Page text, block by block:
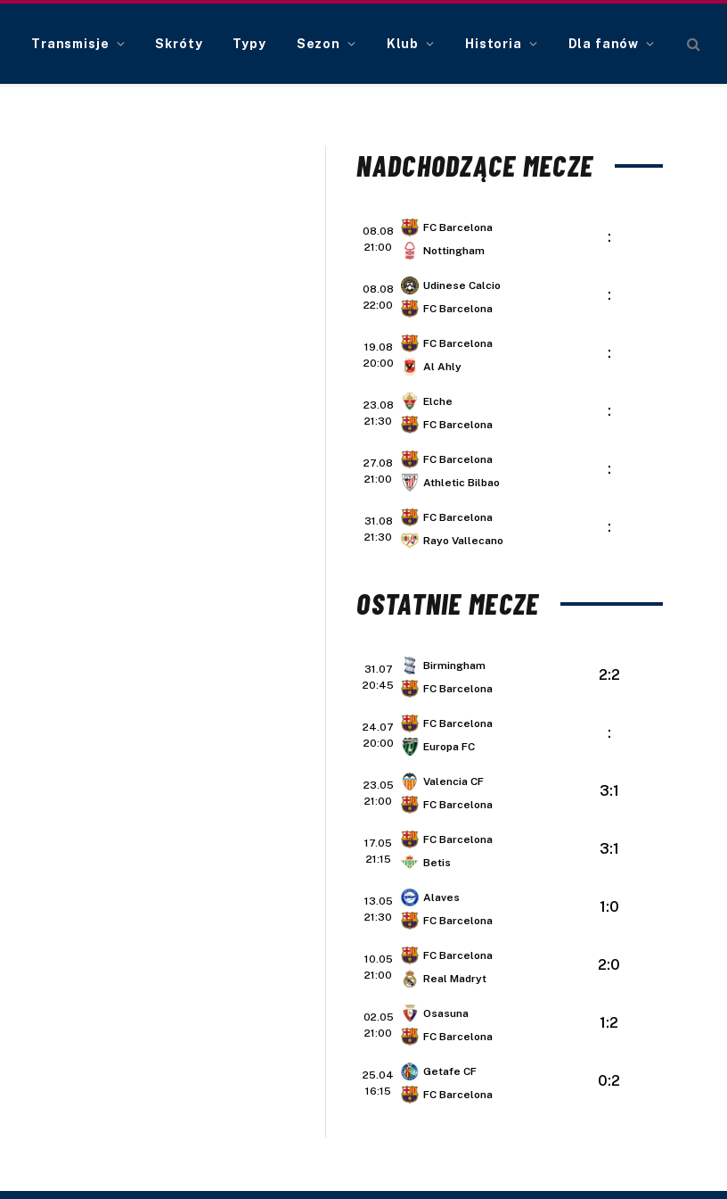
Transmisje Skróty Typy Sezon Klub Historia Dla fanów
NADCHODZĄCE MECZE
08.08
21:00
FC Barcelona
Nottingham
:
08.08
22:00
Udinese Calcio
FC Barcelona
:
19.08
20:00
FC Barcelona
Al Ahly
:
23.08
21:30
Elche
FC Barcelona
:
27.08
21:00
FC Barcelona
Athletic Bilbao
:
31.08
21:30
FC Barcelona
Rayo Vallecano
:
OSTATNIE MECZE
31.07
20:45
Birmingham
FC Barcelona
2:2
24.07
20:00
FC Barcelona
Europa FC
:
23.05
21:00
Valencia CF
FC Barcelona
3:1
17.05
21:15
FC Barcelona
Betis
3:1
13.05
21:30
Alaves
FC Barcelona
1:0
10.05
21:00
FC Barcelona
Real Madryt
2:0
02.05
21:00
Osasuna
FC Barcelona
1:2
25.04
16:15
Getafe CF
FC Barcelona
0:2